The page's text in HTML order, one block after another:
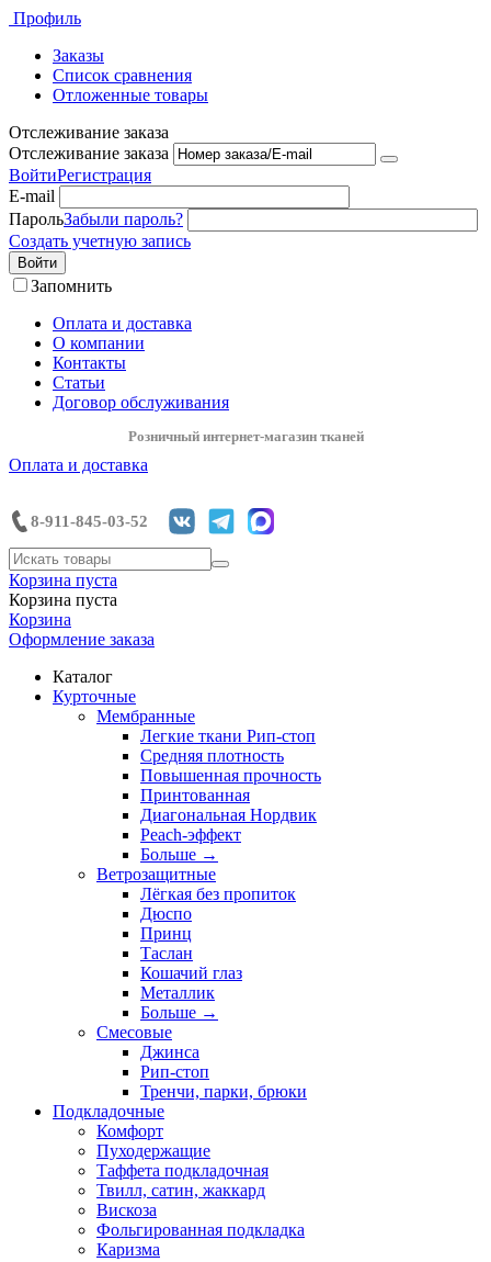
Профиль
Заказы
Список сравнения
Отложенные товары
Отслеживание заказа
Отслеживание заказа
ВойтиРегистрация
E-mail
ПарольЗабыли пароль?
Создать учетную запись
Войти
Запомнить
Оплата и доставка
О компании
Контакты
Статьи
Договор обслуживания
Розничный интернет-магазин тканей
Оплата и доставка
8-911-845-03-52
Корзина пуста
Корзина пуста
Корзина
Оформление заказа
Каталог
Курточные
Мембранные
Легкие ткани Рип-стоп
Средняя плотность
Повышенная прочность
Принтованная
Диагональная Нордвик
Peach-эффект
Больше →
Ветрозащитные
Лёгкая без пропиток
Дюспо
Принц
Таслан
Кошачий глаз
Металлик
Больше →
Смесовые
Джинса
Рип-стоп
Тренчи, парки, брюки
Подкладочные
Комфорт
Пуходержащие
Таффета подкладочная
Твилл, сатин, жаккард
Вискоза
Фольгированная подкладка
Каризма